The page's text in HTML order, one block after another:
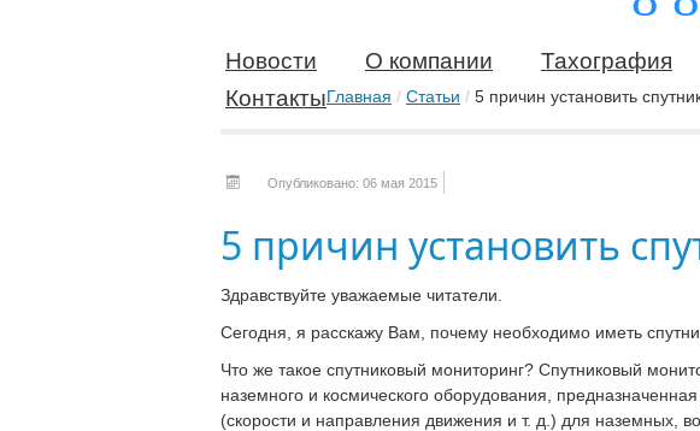
Новости О компании Тахография
КонтактыГлавная / Статьи / 5 причин установить
Опубликовано: 06 мая 2015
5 причин установить
Здравствуйте уважаемые читатели.
Сегодня, я расскажу Вам, почему необходимо иметь
Что же такое спутниковый мониторинг? Спутниковый
наземного и космического оборудования,
(скорости и направления движения и т. д.) для наземных,